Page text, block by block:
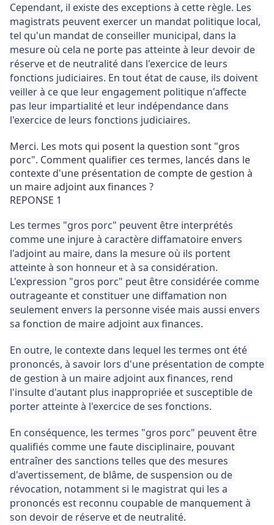
Cependant, il existe des exceptions à cette règle. Les
magistrats peuvent exercer un mandat politique local,
tel qu'un mandat de conseiller municipal, dans la
mesure où cela ne porte pas atteinte à leur devoir de
réserve et de neutralité dans l'exercice de leurs
fonctions judiciaires. En tout état de cause, ils doivent
veiller à ce que leur engagement politique n'affecte
pas leur impartialité et leur indépendance dans
l'exercice de leurs fonctions judiciaires.
Merci. Les mots qui posent la question sont "gros
porc". Comment qualifier ces termes, lancés dans le
contexte d'une présentation de compte de gestion à
un maire adjoint aux finances ?
REPONSE 1
Les termes "gros porc" peuvent être interprétés
comme une injure à caractère diffamatoire envers
l'adjoint au maire, dans la mesure où ils portent
L'expression "gros porc" peut être considérée comme
outrageante et constituer une diffamation non
seulement envers la personne visée mais aussi envers
sa fonction de maire adjoint aux finances.
En outre, le contexte dans lequel les termes ont été
prononcés, à savoir lors d'une présentation de compte
de gestion à un maire adjoint aux finances, rend
l'insulte d'autant plus inappropriée et susceptible de
porter atteinte à l'exercice de ses fonctions.
En conséquence, les termes "gros porc" peuvent être
qualifiés comme une faute disciplinaire, pouvant
entraîner des sanctions telles que des mesures
d'avertissement, de blâme, de suspension ou de
révocation, notamment si le magistrat qui les a
prononcés est reconnu coupable de manquement à
son devoir de réserve et de neutralité.